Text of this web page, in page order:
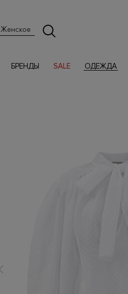
Женское
БРЕНДЫ SALE ОДЕЖДА